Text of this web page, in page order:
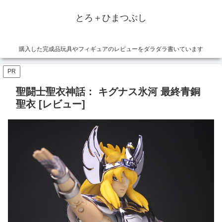
とろ＋ひまつぶし
購入した完成品玩具やフィギュアのレビューをダラダラ書いています
PR
聖闘士聖衣神話： キグナス氷河 最終青銅
聖衣 [レビュー]